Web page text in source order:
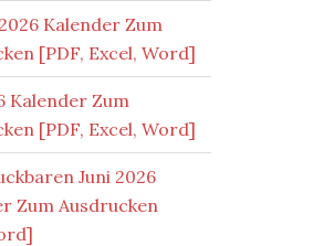
Kalender Zum
[PDF, Excel, Word]
Kalender Zum
[PDF, Excel, Word]
Juni 2026
Zum Ausdrucken